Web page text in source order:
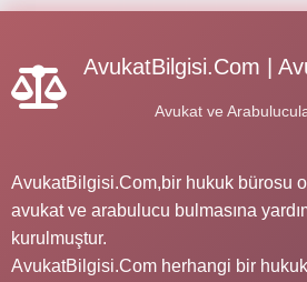
AvukatBilgisi.Com |
Avukat ve
AvukatBilgisi.Com,bir hukuk bürosu
avukat ve arabulucu bulmasına
kurulmuştur.
AvukatBilgisi.Com herhangi bir